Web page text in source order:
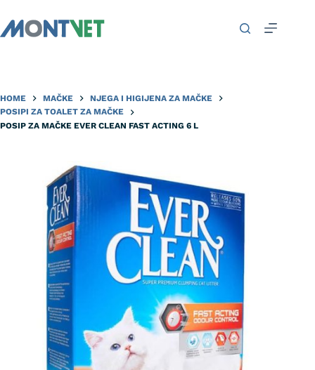
HOME MAČKE
NJEGA I HIGIJENA ZA MAČKE
POSIPI ZA TOALET ZA MAČKE
POSIP ZA MAČKE EVER CLEAN FAST ACTING 6 L